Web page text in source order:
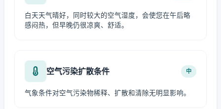
白天天气晴好，同时较大的空气湿度，会使您在午后略
感闷热，但早晚仍很凉爽、舒适。
空气污染扩散条件 中
气象条件对空气污染物稀释、扩散和清除无明显影响。